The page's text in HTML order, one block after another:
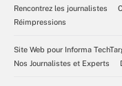
Rencontrez les journalistes
Réimpressions
Site Web pour Informa
Nos Journalistes et Experts